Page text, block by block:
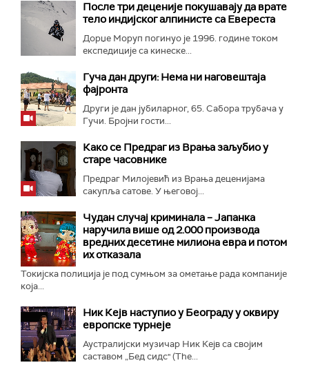
После три деценије покушавају да врате
тело индијског алпинисте са Евереста
Дорџе Моруп погинуо је 1996. године током
експедиције са кинеске...
Гуча дан други: Нема ни наговештаја
фајронта
Други је дан јубиларног, 65. Сабора трубача у
Гучи. Бројни гости...
Како се Предраг из Врања заљубио у
старе часовнике
Предраг Милојевић из Врања деценијама
сакупља сатове. У његовој...
Чудан случај криминала – Јапанка
наручила више од 2.000 производа
вредних десетине милиона евра и потом
их отказала
Токијска полиција је под сумњом за ометање рада компаније
која...
Ник Кејв наступио у Београду у оквиру
европске турнеје
Аустралијски музичар Ник Кејв са својим
саставом „Бед сидс" (The...